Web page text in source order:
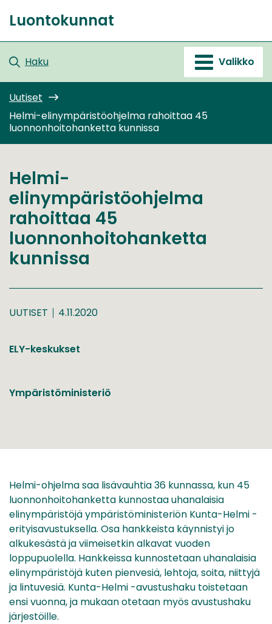
sisältöön
Etusivu
Luontokunnat
Haku Valikko
Uutiset
Helmi-elinympäristöohjelma rahoittaa 45
luonnonhoitohanketta kunnissa
Helmi-
elinympäristöohjelma
rahoittaa 45
luonnonhoitohanketta
kunnissa
UUTISET 4.11.2020
ELY-keskukset
Ympäristöministeriö
Helmi-ohjelma saa lisävauhtia 36 kunnassa, kun 45
luonnonhoitohanketta kunnostaa uhanalaisia
elinympäristöjä ympäristöministeriön Kunta-Helmi -
erityisavustuksella. Osa hankkeista käynnistyi jo
alkukesästä ja viimeisetkin alkavat vuoden
loppupuolella. Hankkeissa kunnostetaan uhanalaisia
elinympäristöjä kuten pienvesiä, lehtoja, soita, niittyjä
ja lintuvesiä. Kunta-Helmi -avustushaku toistetaan
ensi vuonna, ja mukaan otetaan myös avustushaku
järjestöille.